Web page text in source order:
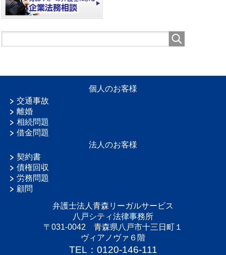
個人のお客様
交通事故
離婚
相続問題
借金問題
法人のお客様
契約書
債権回収
労務問題
顧問
弁護士法人青森リーガルサービス
八戸シティ法律事務所
〒031-0042 青森県八戸市十三日町１
ヴィアノヴァ６階
TEL：0120-146-111